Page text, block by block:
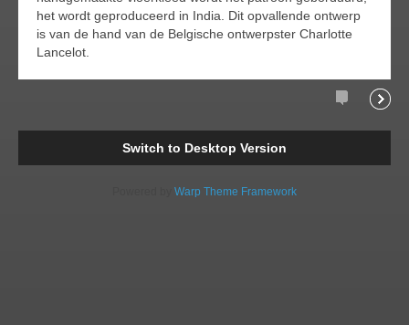
het wordt geproduceerd in India. Dit opvallende ontwerp
is van de hand van de Belgische ontwerpster Charlotte
Lancelot.
Comment
Switch to Desktop Version
Warp Theme Framework